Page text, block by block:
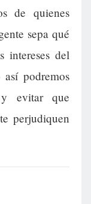
de quienes
sepa qué
intereses del
podremos
evitar que
perjudiquen